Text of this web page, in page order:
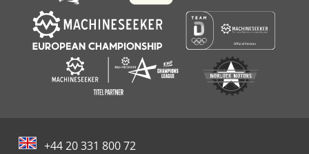
+44 20 331 800 72